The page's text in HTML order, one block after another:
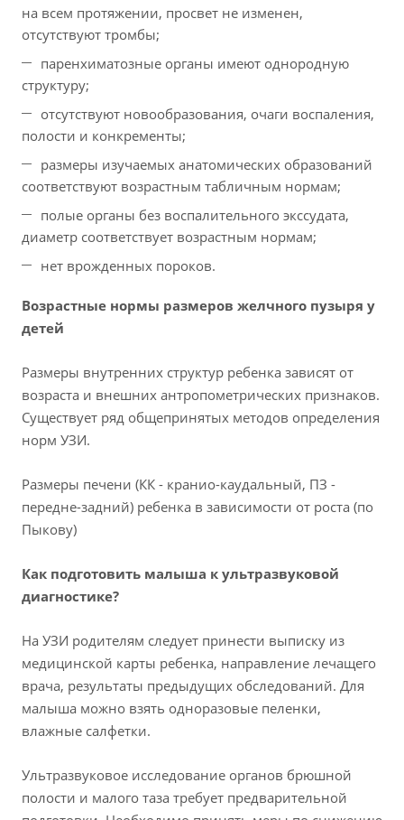
на всем протяжении, просвет не изменен,
отсутствуют тромбы;
паренхиматозные органы имеют однородную
структуру;
отсутствуют новообразования, очаги воспаления,
полости и конкременты;
размеры изучаемых анатомических образований
соответствуют возрастным табличным нормам;
полые органы без воспалительного экссудата,
диаметр соответствует возрастным нормам;
нет врожденных пороков.
Возрастные нормы размеров желчного пузыря у
детей
Размеры внутренних структур ребенка зависят от
возраста и внешних антропометрических признаков.
Существует ряд общепринятых методов определения
норм УЗИ.
Размеры печени (КК - кранио-каудальный, ПЗ -
передне-задний) ребенка в зависимости от роста (по
Пыкову)
Как подготовить малыша к ультразвуковой
диагностике?
На УЗИ родителям следует принести выписку из
медицинской карты ребенка, направление лечащего
врача, результаты предыдущих обследований. Для
малыша можно взять одноразовые пеленки,
влажные салфетки.
Ультразвуковое исследование органов брюшной
полости и малого таза требует предварительной